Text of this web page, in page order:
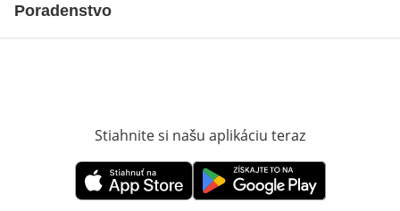
Poradenstvo
Stiahnite si našu aplikáciu teraz
Otvorí sa vnovom okneOtvorí sa vnovom okne